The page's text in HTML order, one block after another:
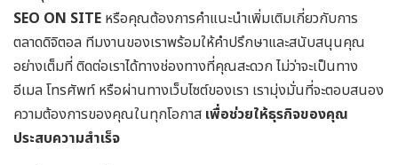
SEO ON SITE หรือคุณต้องการคำแนะนำเพิ่มเติมเกี่ยวกับการ
ตลาดดิจิตอล ทีมงานของเราพร้อมให้คำปรึกษาและสนับสนุนคุณ
อย่างเต็มที่ ติดต่อเราได้ทางช่องทางที่คุณสะดวก ไม่ว่าจะเป็นทาง
อีเมล โทรศัพท์ หรือผ่านทางเว็บไซต์ของเรา เรามุ่งมั่นที่จะตอบสนอง
ความต้องการของคุณในทุกโอกาส เพื่อช่วยให้ธุรกิจของคุณ
ประสบความสำเร็จ